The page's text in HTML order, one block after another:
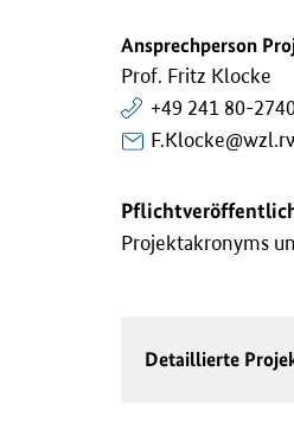
Ansprechperson
Prof. Fritz Klocke
+49 241 80-
Projektakronyms
Detaillierte